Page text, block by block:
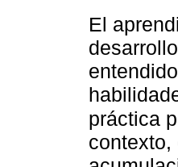
El
práctica